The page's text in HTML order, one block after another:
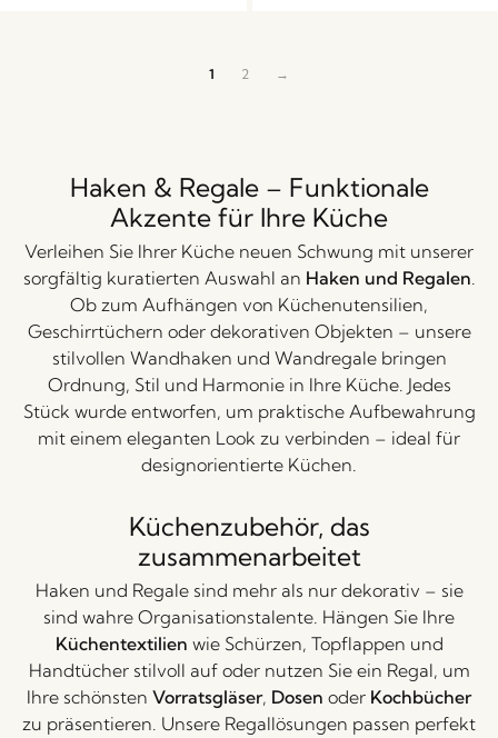
1 2 →
Haken & Regale – Funktionale
Akzente für Ihre Küche
Verleihen Sie Ihrer Küche neuen Schwung mit unserer
sorgfältig kuratierten Auswahl an Haken und Regalen.
Ob zum Aufhängen von Küchenutensilien,
Geschirrtüchern oder dekorativen Objekten – unsere
stilvollen Wandhaken und Wandregale bringen
Ordnung, Stil und Harmonie in Ihre Küche. Jedes
Stück wurde entworfen, um praktische Aufbewahrung
mit einem eleganten Look zu verbinden – ideal für
designorientierte Küchen.
Küchenzubehör, das
zusammenarbeitet
Haken und Regale sind mehr als nur dekorativ – sie
sind wahre Organisationstalente. Hängen Sie Ihre
Küchentextilien wie Schürzen, Topflappen und
Handtücher stilvoll auf oder nutzen Sie ein Regal, um
Ihre schönsten Vorratsgläser, Dosen oder Kochbücher
zu präsentieren. Unsere Regallösungen passen perfekt